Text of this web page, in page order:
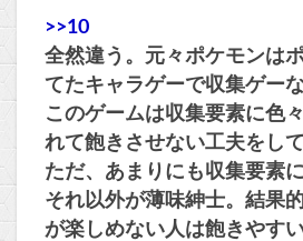
>>10
全然違う。元々ポケモンは
てたキャラゲーで収集ゲー
このゲームは収集要素に色
れて飽きさせない工夫をして
ただ、あまりにも収集要素
それ以外が薄味紳士。結果
が楽しめない人は飽きやす